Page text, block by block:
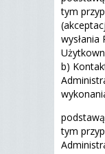
tym
b)
tym